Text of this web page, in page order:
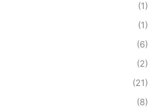
(1)
(1)
(6)
(2)
(21)
(8)